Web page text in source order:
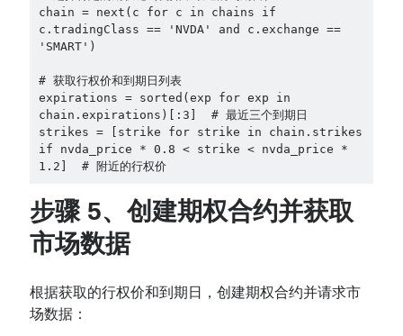
chain = next(c for c in chains if
c.tradingClass == 'NVDA' and c.exchange ==
'SMART')
# 获取行权价和到期日列表
expirations = sorted(exp for exp in
chain.expirations)[:3]  # 最近三个到期日
strikes = [strike for strike in chain.strikes
if nvda_price * 0.8 < strike < nvda_price *
1.2]  # 附近的行权价
步骤 5、创建期权合约并获取
市场数据
根据获取的行权价和到期日，创建期权合约并请求市
场数据：